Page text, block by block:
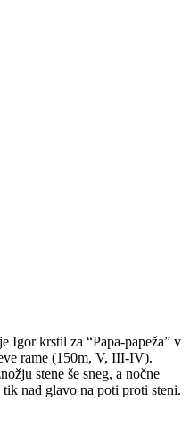
Igor krstil za “Papa-papeža” v
rame (150m, V, III-IV).
stene še sneg, a nočne
nad glavo na poti proti steni.